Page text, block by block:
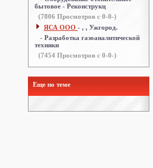
бытовое - Реконструкц
(7806 Просмотров с 0-0-)
ЯСА ООО - , , Ужгород.
- Разработка газоаналитической
техники
(7454 Просмотров с 0-0-)
Еще по теме